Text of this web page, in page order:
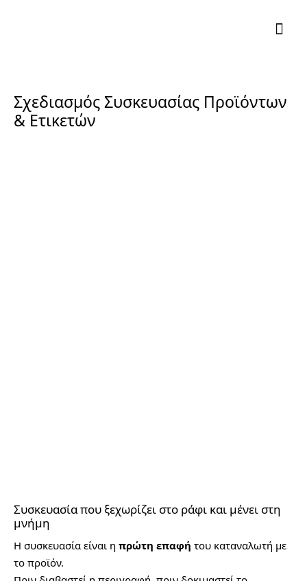
Σχεδιασμός Συσκευασίας Προϊόντων
& Ετικετών
Συσκευασία που ξεχωρίζει στο ράφι και μένει στη
μνήμη
Η συσκευασία είναι η πρώτη επαφή του καταναλωτή με
το προϊόν.